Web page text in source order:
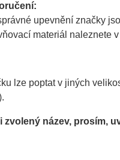
upevnění značky
materiál naleznete v
lze poptat v jiných
zvolený název, prosím,